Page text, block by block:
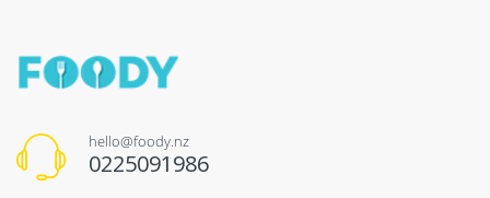
hello@foody.nz
0225091986